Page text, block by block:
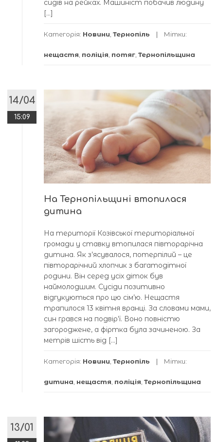
сидів на рейках. Машиніст побачив людину
[…]
Категорія: Новини Тернопіль Мітки:
нещастя поліція потяг Тернопільщина
14/04
15:09
На Тернопільщині втопилася
дитина
На території Козівської територіальної
громади у ставку втопилася півторарічна
дитина. Як з’ясувалося, потерпілий – це
півторарічний хлопчик з багатодітної
родини. Він серед усіх діток був
наймолодшим. Сусіди позитивно
відгукуються про цю сім’ю. Нещастя
трапилося 13 квітня вранці. За словами мами,
син грався на подвір’ї. Воно повністю
загороджене, а фіртка була зачиненою. За
метрів шість від […]
Категорія: Новини Тернопіль Мітки:
дитина нещастя поліція Тернопільщина
13/01